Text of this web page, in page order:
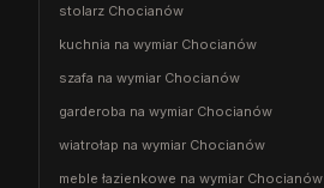
stolarz Chocianów
kuchnia na wymiar Chocianów
szafa na wymiar Chocianów
garderoba na wymiar Chocianów
wiatrołap na wymiar Chocianów
meble łazienkowe na wymiar Chocianów